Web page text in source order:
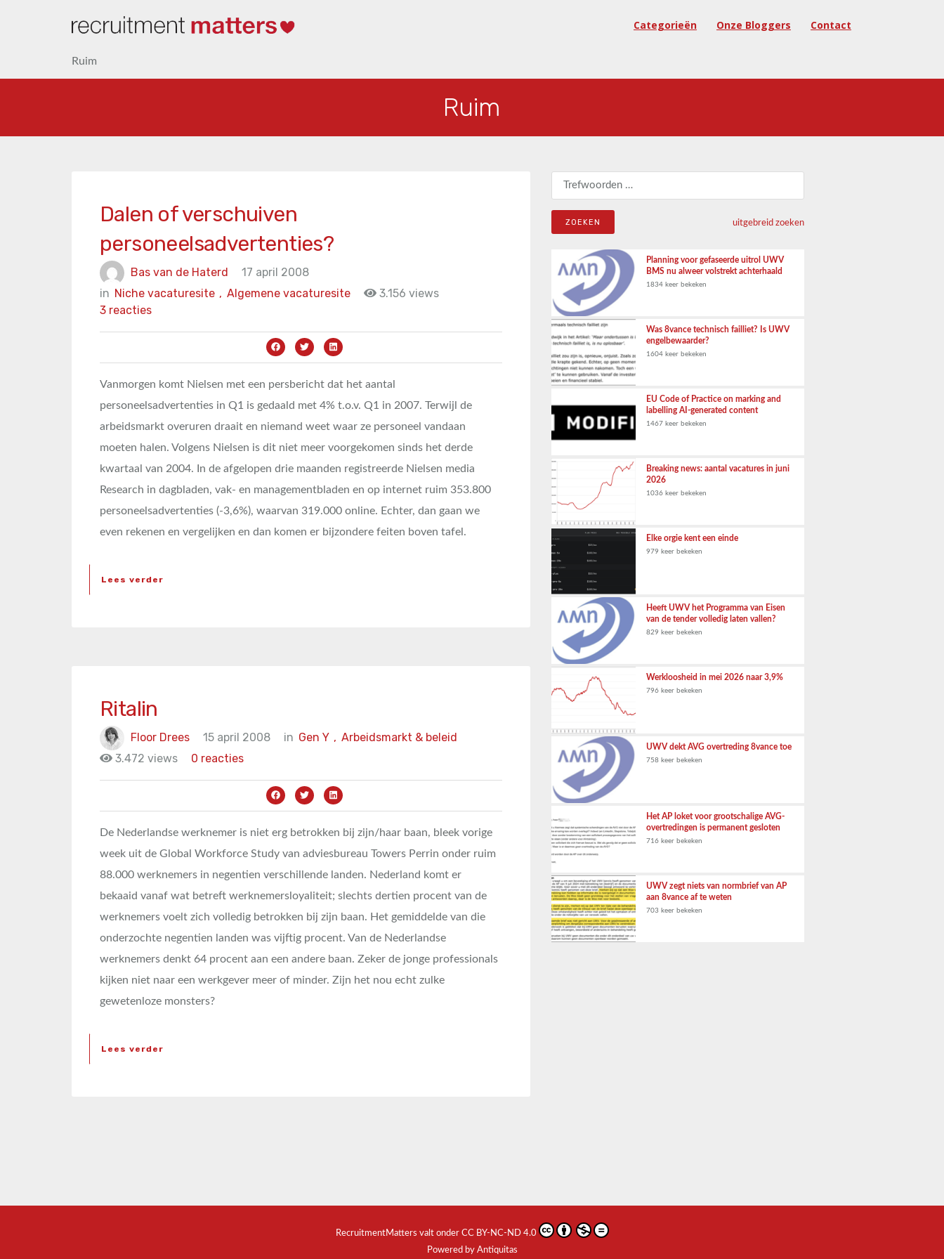
Categorieën Onze Bloggers Contact
Ruim
Ruim
Dalen of verschuiven
personeelsadvertenties?
Bas van de Haterd
17 april 2008
in
Algemene vacaturesite
Niche vacaturesite ,
3.156 views
3 reacties
Vanmorgen komt Nielsen met een persbericht dat het aantal
personeelsadvertenties in Q1 is gedaald met 4% t.o.v. Q1 in 2007. Terwijl de
arbeidsmarkt overuren draait en niemand weet waar ze personeel vandaan
moeten halen. Volgens Nielsen is dit niet meer voorgekomen sinds het derde
kwartaal van 2004. In de afgelopen drie maanden registreerde Nielsen media
Research in dagbladen, vak- en managementbladen en op internet ruim 353.800
personeelsadvertenties (-3,6%), waarvan 319.000 online. Echter, dan gaan we
even rekenen en vergelijken en dan komen er bijzondere feiten boven tafel.
Lees verder
Ritalin
Floor Drees 15 april 2008 in Arbeidsmarkt & beleid
Gen Y ,
3.472 views
0 reacties
De Nederlandse werknemer is niet erg betrokken bij zijn/haar baan, bleek vorige
week uit de Global Workforce Study van adviesbureau Towers Perrin onder ruim
88.000 werknemers in negentien verschillende landen. Nederland komt er
bekaaid vanaf wat betreft werknemersloyaliteit; slechts dertien procent van de
werknemers voelt zich volledig betrokken bij zijn baan. Het gemiddelde van die
onderzochte negentien landen was vijftig procent. Van de Nederlandse
werknemers denkt 64 procent aan een andere baan. Zeker de jonge professionals
kijken niet naar een werkgever meer of minder. Zijn het nou echt zulke
gewetenloze monsters?
Lees verder
Zoeken naar:
uitgebreid zoeken
Planning voor gefaseerde uitrol UWV
BMS nu alweer volstrekt achterhaald
1834 keer bekeken
Was 8vance technisch failliet? Is UWV
engelbewaarder?
1604 keer bekeken
EU Code of Practice on marking and
labelling AI-generated content
1467 keer bekeken
Breaking news: aantal vacatures in juni
2026
1036 keer bekeken
Elke orgie kent een einde
979 keer bekeken
Heeft UWV het Programma van Eisen
van de tender volledig laten vallen?
829 keer bekeken
Werkloosheid in mei 2026 naar 3,9%
796 keer bekeken
UWV dekt AVG overtreding 8vance toe
758 keer bekeken
Het AP loket voor grootschalige AVG-
overtredingen is permanent gesloten
716 keer bekeken
UWV zegt niets van normbrief van AP
aan 8vance af te weten
703 keer bekeken
RecruitmentMatters valt onder CC BY-NC-ND 4.0
Powered by Antiquitas